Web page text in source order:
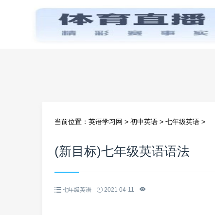
首页
当前位置： 英语学习网 > 初中英语 > 七年级英语 >
(新目标)七年级英语语法
七年级英语 2021-04-11